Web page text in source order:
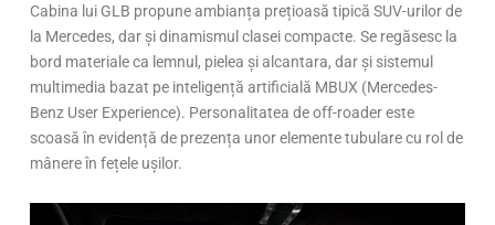
Cabina lui GLB propune ambianța prețioasă tipică SUV-urilor de
la Mercedes, dar și dinamismul clasei compacte. Se regăsesc la
bord materiale ca lemnul, pielea și alcantara, dar și sistemul
multimedia bazat pe inteligență artificială MBUX (Mercedes-
Benz User Experience). Personalitatea de off-roader este
scoasă în evidență de prezența unor elemente tubulare cu rol de
mânere în fețele ușilor.